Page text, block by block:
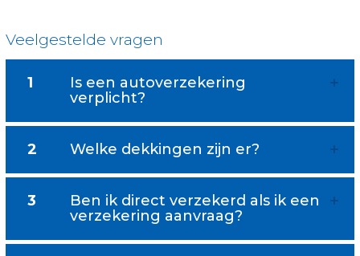
Veelgestelde vragen
1
Is een autoverzekering
verplicht?
2 Welke dekkingen zijn er?
3
Ben ik direct verzekerd als ik een
verzekering aanvraag?